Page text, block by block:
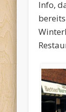
Info,